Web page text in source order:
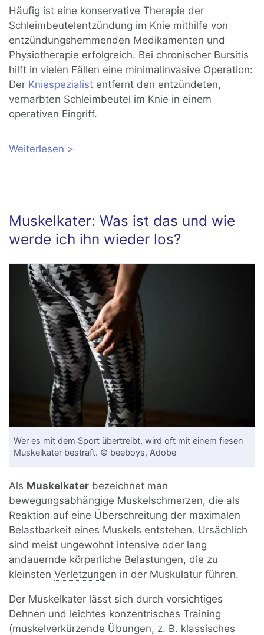
Häufig ist eine konservative Therapie der
Schleimbeutelentzündung im Knie mithilfe von
entzündungshemmenden Medikamenten und
Physiotherapie erfolgreich. Bei chronischer Bursitis
hilft in vielen Fällen eine minimalinvasive Operation:
Der Kniespezialist entfernt den entzündeten,
vernarbten Schleimbeutel im Knie in einem
operativen Eingriff.
Weiterlesen über Schleimbeutelentzündung
Muskelkater: Was ist das und wie
werde ich ihn wieder los?
Wer es mit dem Sport übertreibt, wird oft mit einem fiesen
Muskelkater bestraft. © beeboys, Adobe
Als Muskelkater bezeichnet man
bewegungsabhängige Muskelschmerzen, die als
Reaktion auf eine Überschreitung der maximalen
Belastbarkeit eines Muskels entstehen. Ursächlich
sind meist ungewohnt intensive oder lang
andauernde körperliche Belastungen, die zu
kleinstenVerletzungen in der Muskulatur führen.
Der Muskelkater lässt sich durch vorsichtiges
Dehnen und leichtes konzentrisches Training
(muskelverkürzende Übungen, z. B. klassisches